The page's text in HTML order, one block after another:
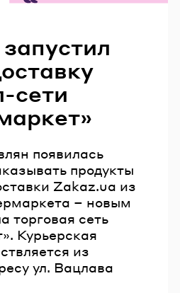
сети
появилась
продукты
Zakaz.ua из
– новым
торговая сеть
Курьерская
из
ул. Вацлава